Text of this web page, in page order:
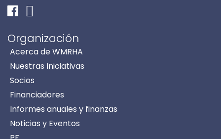
FacebookInstagram
Organización
Acerca de WMRHA
Nuestras Iniciativas
Socios
Financiadores
Informes anuales y finanzas
Noticias y Eventos